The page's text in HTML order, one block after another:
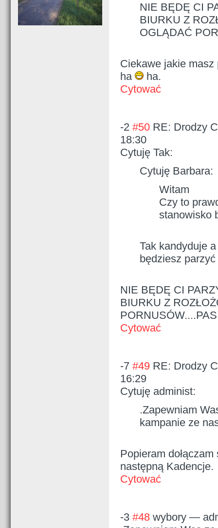
NIE BĘDĘ CI
BIURKU Z
OGLĄDAĆ
Ciekawe jakie masz
ha
ha.
Cytować
-2 #50 RE: Drodzy
18:30
Cytuję Tak:
Cytuję Barbara:
Witam
Czy to
stanowisko
Tak kandyduje
będziesz
NIE BĘDĘ CI
BIURKU Z
Cytować
-7 #49 RE: Drodzy
16:29
Cytuję administ:
.Zapewniam
kampanie ze
Popieram
następną Kadencje.
Cytować
-3 #48 wybory —